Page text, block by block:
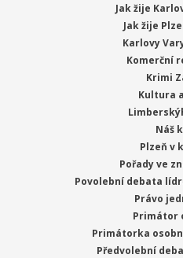
Jak žije
Jak žije
Karlovy
Komerční
Krimi
Kultura
Náš
Plzeň v
Pořady ve
Povolební debata
Právo
Primátor
Primátorka
Předvolební